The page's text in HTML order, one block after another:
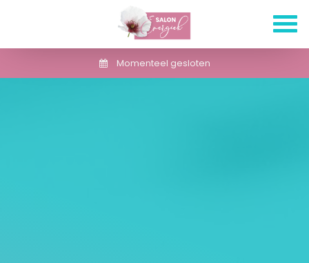
Momenteel gesloten